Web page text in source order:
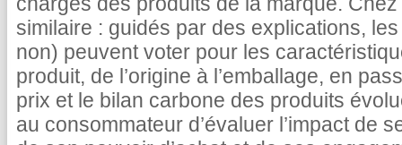
similaire : guidés par des explications,
non) peuvent voter pour les
produit, de l’origine à l’emballage, en
prix et le bilan carbone des produits
au consommateur d’évaluer l’impact de